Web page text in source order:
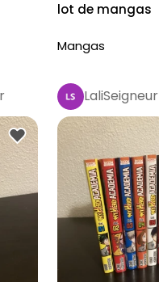
lot de mangas
Mangas
LaliSeigneur